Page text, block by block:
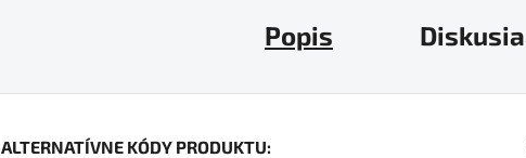
Popis Diskusia
ALTERNATÍVNE KÓDY PRODUKTU: